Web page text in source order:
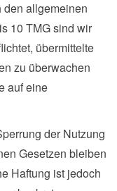
allgemeinen
10 TMG sind wir
übermittelte
zu überwachen
auf eine
der Nutzung
Gesetzen bleiben
Haftung ist jedoch